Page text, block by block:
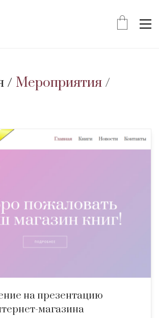
/ Мероприятия /
на презентацию
магазина